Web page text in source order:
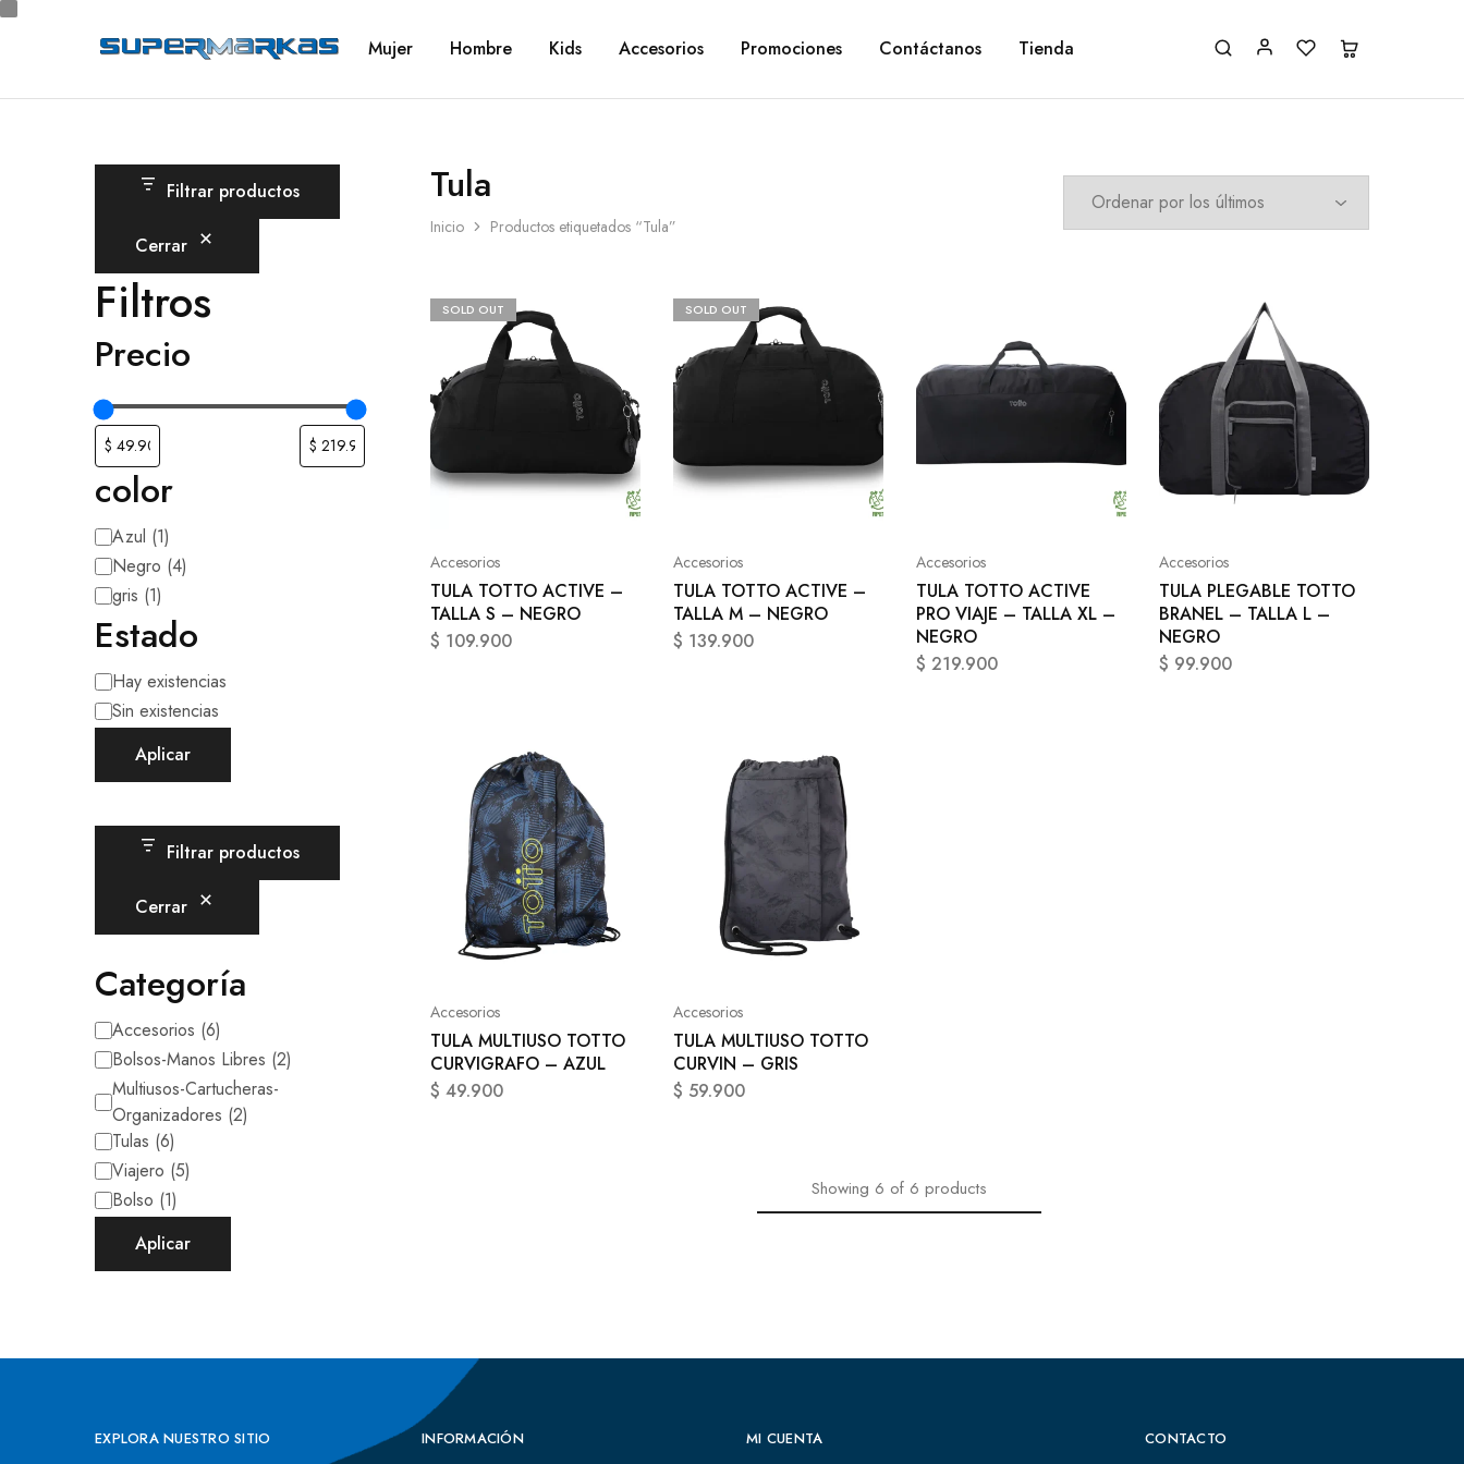
SuperMarkas
Ropa
Envío
Mujer Hombre Kids Accesorios Promociones Contáctanos Tienda
Tula
Inicio Productos etiquetados “Tula”
SOLD OUT
Accesorios
TULA TOTTO ACTIVE –
TALLA S – NEGRO
$ 109.900
SOLD OUT
Accesorios
TULA TOTTO ACTIVE –
TALLA M – NEGRO
$ 139.900
Accesorios
TULA TOTTO ACTIVE
PRO VIAJE – TALLA XL –
NEGRO
$ 219.900
Accesorios
TULA PLEGABLE TOTTO
BRANEL – TALLA L –
NEGRO
$ 99.900
Accesorios
TULA MULTIUSO TOTTO
CURVIGRAFO – AZUL
$ 49.900
Accesorios
TULA MULTIUSO TOTTO
CURVIN – GRIS
$ 59.900
Showing 6of 6products
Filtrar productos
Cerrar
Filtros
Precio
color
Azul (1)
Negro (4)
gris (1)
Estado
Hay existencias
Sin existencias
Aplicar
Filtrar productos
Cerrar
Categoría
Accesorios (6)
Bolsos-Manos Libres (2)
Multiusos-Cartucheras-
Organizadores (2)
Tulas (6)
Viajero (5)
Bolso (1)
Aplicar
EXPLORA NUESTRO SITIO INFORMACIÓN MI CUENTA CONTACTO